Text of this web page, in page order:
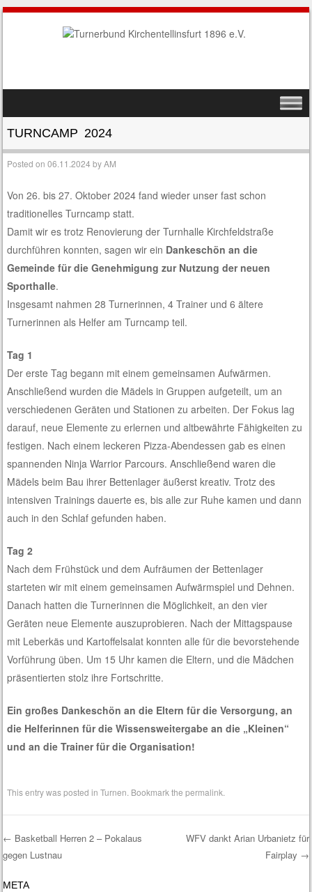
MENU
TURNCAMP 2024
Posted on06.11.2024 byAM
Von 26. bis 27. Oktober 2024 fand wieder unser fast schon
traditionelles Turncamp statt.
Damit wir es trotz Renovierung der Turnhalle Kirchfeldstraße
durchführen konnten, sagen wir ein Dankeschön an die
Gemeinde für die Genehmigung zur Nutzung der neuen
Sporthalle.
Insgesamt nahmen 28 Turnerinnen, 4 Trainer und 6 ältere
Turnerinnen als Helfer am Turncamp teil.
Tag 1
Der erste Tag begann mit einem gemeinsamen Aufwärmen.
Anschließend wurden die Mädels in Gruppen aufgeteilt, um an
verschiedenen Geräten und Stationen zu arbeiten. Der Fokus lag
darauf, neue Elemente zu erlernen und altbewährte Fähigkeiten zu
festigen. Nach einem leckeren Pizza-Abendessen gab es einen
spannenden Ninja Warrior Parcours. Anschließend waren die
Mädels beim Bau ihrer Bettenlager äußerst kreativ. Trotz des
intensiven Trainings dauerte es, bis alle zur Ruhe kamen und dann
auch in den Schlaf gefunden haben.
Tag 2
Nach dem Frühstück und dem Aufräumen der Bettenlager
starteten wir mit einem gemeinsamen Aufwärmspiel und Dehnen.
Danach hatten die Turnerinnen die Möglichkeit, an den vier
Geräten neue Elemente auszuprobieren. Nach der Mittagspause
mit Leberkäs und Kartoffelsalat konnten alle für die bevorstehende
Vorführung üben. Um 15 Uhr kamen die Eltern, und die Mädchen
präsentierten stolz ihre Fortschritte.
Ein großes Dankeschön an die Eltern für die Versorgung, an
die Helferinnen für die Wissensweitergabe an die „Kleinen“
und an die Trainer für die Organisation!
This entry was posted inTurnen . Bookmark thepermalink
Post navigation
← Basketball Herren 2 – Pokalaus
gegen Lustnau
WFV dankt Arian Urbanietz für
Fairplay →
META